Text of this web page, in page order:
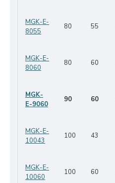
MGK-E-
8055
80 55
MGK-E-
8060
80 60
MGK-
E-9060
90 60
MGK-E-
10043
100 43
MGK-E-
10060
100 60